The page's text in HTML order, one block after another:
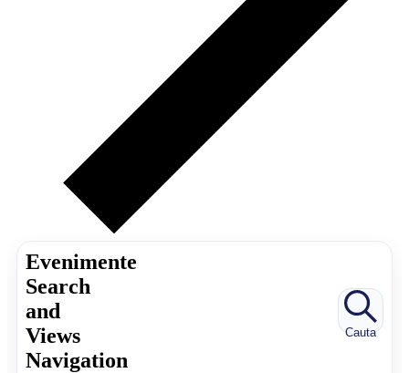
Evenimente
Search
and
Views
Navigation
Cauta